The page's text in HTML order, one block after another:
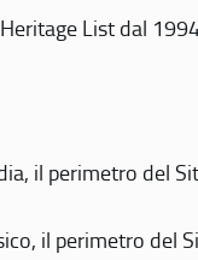
List dal
il perimetro del
il perimetro del